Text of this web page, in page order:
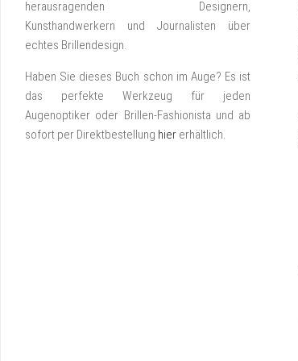
herausragenden Designern,
Kunsthandwerkern und Journalisten über
echtes Brillendesign.
Haben Sie dieses Buch schon im Auge? Es ist
das perfekte Werkzeug für jeden
Augenoptiker oder Brillen-Fashionista und ab
sofort per Direktbestellung hier erhältlich.